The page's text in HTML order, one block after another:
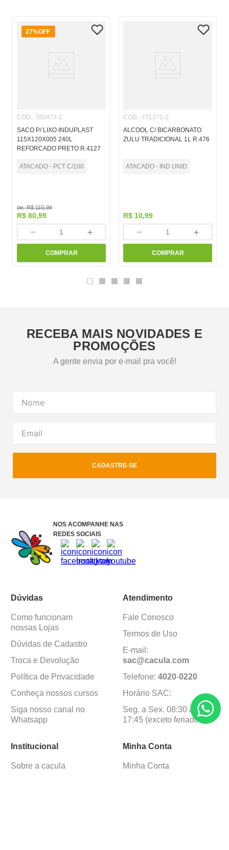
27%OFF
COD.: 760473-2
SACO P/ LIXO INDUPLAST
115X120X005 240L
REFORCADO PRETO R.4127
ATACADO - PCT C/100
de:R$ 110,99
R$ 80,99
＋
－
COMPRAR
COD.: 771371-2
ALCOOL C/ BICARBONATO
ZULU TRADICIONAL 1L R.476
ATACADO - IND UNID
R$ 10,99
＋
－
COMPRAR
RECEBA MAIS NOVIDADES E
PROMOÇÕES
A gente envia por e-mail pra você!
CADASTRE-SE
NOS ACOMPANHE NAS
REDES SOCIAIS
Dúvidas
Como funcionam
nossas Lojas
Dúvidas de Cadastro
Troca e Devolução
Política de Privacidade
Conheça nossos cursos
Siga nosso canal no
Whatsapp
Atendimento
Fale Conosco
Termos de Uso
E-mail:
sac@cacula.com
Telefone: 4020-0220
Horário SAC:
Seg. a Sex. 08:30 às
17:45 (exceto feriados)
Institucional
Sobre a caçula
Minha Conta
Minha Conta